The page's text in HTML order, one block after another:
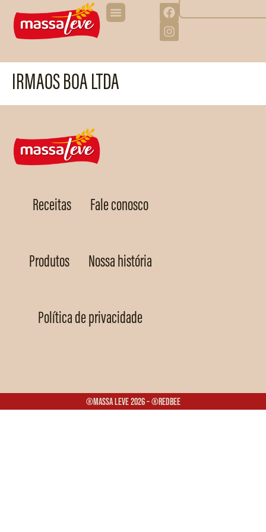
IRMAOS BOA LTDA
Receitas Fale conosco
Produtos Nossa história
Política de privacidade
®Massa Leve 2026 – ®Redbee